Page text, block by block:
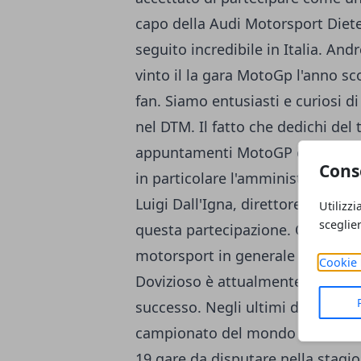
Cookie
capo della Audi Motorsport
seguito incredibile in Italia.
vinto il la gara MotoGp l'anno
fan. Siamo entusiasti e curiosi
nel DTM. Il fatto che dedichi del
appuntamenti MotoGP è
in particolare l'amministratore
Luigi Dall'Igna, direttore
questa partecipazione. Questa è
motorsport in generale ". Con
Dovizioso è attualmente uno
successo. Negli ultimi due anni
campionato del mondo sempre